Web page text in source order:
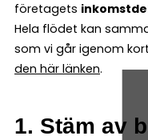
företagets
Hela flödet kan
som vi går igenom
den här länken.
1. Stäm av